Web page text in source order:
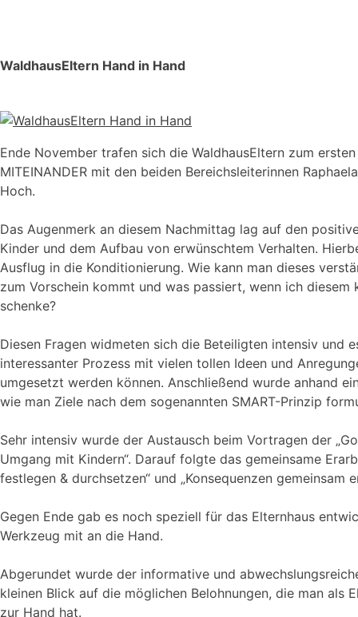
WaldhausEltern Hand in Hand
Ende November trafen sich die WaldhausEltern zum
MITEINANDER mit den beiden Bereichsleiterinnen
Hoch.
Das Augenmerk an diesem Nachmittag lag auf den
Kinder und dem Aufbau von erwünschtem Verhalten.
Ausflug in die Konditionierung. Wie kann man dieses
zum Vorschein kommt und was passiert, wenn ich diesem
schenke?
Diesen Fragen widmeten sich die Beteiligten intensiv und
interessanter Prozess mit vielen tollen Ideen und
umgesetzt werden können. Anschließend wurde anhand
wie man Ziele nach dem sogenannten SMART-Prinzip
Sehr intensiv wurde der Austausch beim Vortragen der
Umgang mit Kindern“. Darauf folgte das gemeinsame
festlegen & durchsetzen“ und „Konsequenzen gemeinsam
Gegen Ende gab es noch speziell für das Elternhaus
Werkzeug mit an die Hand.
Abgerundet wurde der informative und
kleinen Blick auf die möglichen Belohnungen, die man als
zur Hand hat.